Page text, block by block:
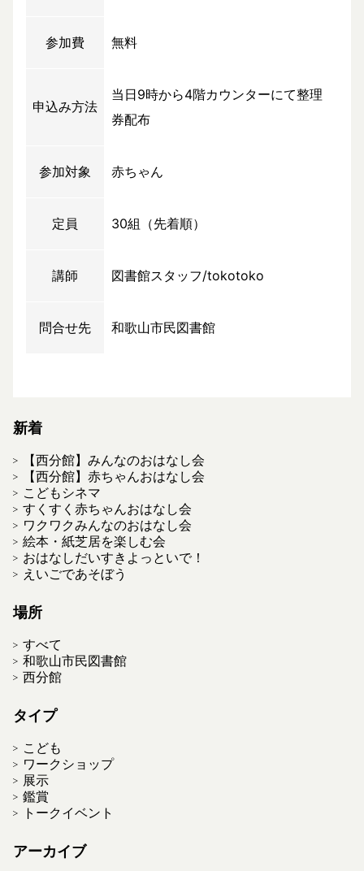
参加費 無料
申込み方法
当日9時から4階カウンターにて整理
券配布
参加対象 赤ちゃん
定員 30組（先着順）
講師 図書館スタッフ/tokotoko
問合せ先 和歌山市民図書館
新着
【西分館】みんなのおはなし会
【西分館】赤ちゃんおはなし会
こどもシネマ
すくすく赤ちゃんおはなし会
ワクワクみんなのおはなし会
絵本・紙芝居を楽しむ会
おはなしだいすきよっといで！
えいごであそぼう
場所
すべて
和歌山市民図書館
西分館
タイプ
こども
ワークショップ
展示
鑑賞
トークイベント
アーカイブ